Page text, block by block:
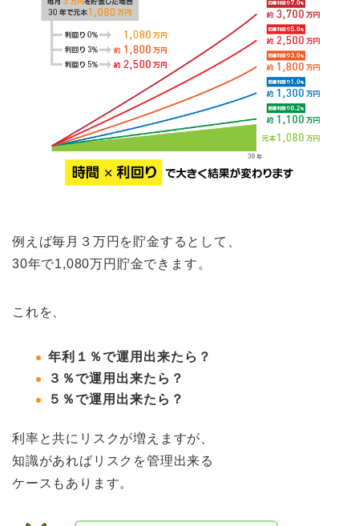
例えば毎月３万円を貯金するとして、
30年で1,080万円貯金できます。
これを、
年利１％で運用出来たら？
３％で運用出来たら？
５％で運用出来たら？
利率と共にリスクが増えますが、
知識があればリスクを管理出来る
ケースもあります。